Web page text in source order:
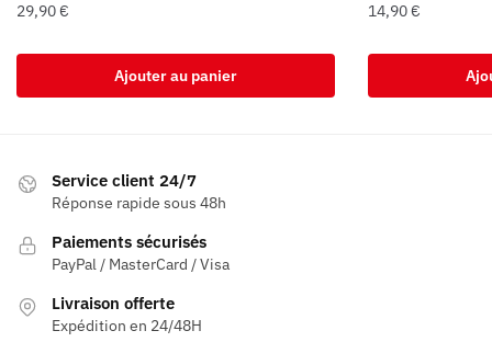
29,90€
Ajouter au panier
14,90€
Service client 24/7
Réponse rapide sous 48h
Paiements sécurisés
PayPal / MasterCard / Visa
Livraison offerte
Expédition en 24/48H